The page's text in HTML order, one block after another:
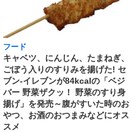
フード
キャベツ、にんじん、たまねぎ、
ごぼう入りのすりみを揚げた! セ
ブン‐イレブンが84kcalの「ベジ
バー 野菜ザクッ！ 野菜のすり身
揚げ」を発売～腹がすいた時のお
やつ、お酒のおつまみなどにオス
スメ